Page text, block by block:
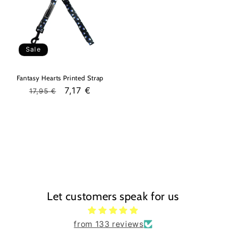
Sale
Fantasy Hearts Printed Strap
Regular
17,95 €
Sale
7,17 €
Let customers speak for us
from 133 reviews